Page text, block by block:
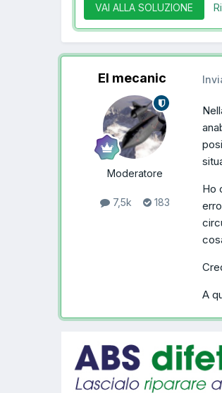
VAI ALLA SOLUZIONE
El mecanic
Moderatore
7,5k 183
Ho
A